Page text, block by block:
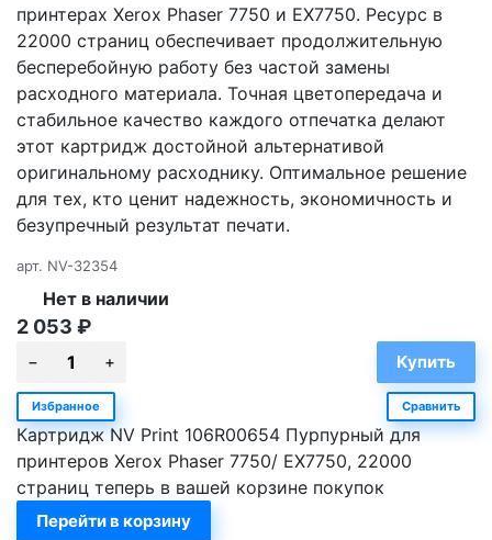
принтерах Xerox Phaser 7750 и EX7750. Ресурс в
22000 страниц обеспечивает продолжительную
бесперебойную работу без частой замены
расходного материала. Точная цветопередача и
стабильное качество каждого отпечатка делают
этот картридж достойной альтернативой
оригинальному расходнику. Оптимальное решение
для тех, кто ценит надежность, экономичность и
безупречный результат печати.
арт. NV-32354
Нет в наличии
2 053 ₽
Избранное Сравнить
Картридж NV Print 106R00654 Пурпурный для
принтеров Xerox Phaser 7750/ EX7750, 22000
страниц теперь в вашей корзине покупок
Перейти в корзину